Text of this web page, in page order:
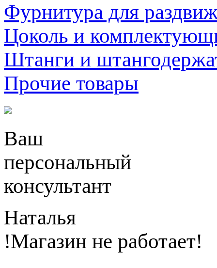
Фурнитура для
Цоколь и
Штанги и
Прочие товары
Ваш
персональный
консультант
Наталья
!Магазин не работает!